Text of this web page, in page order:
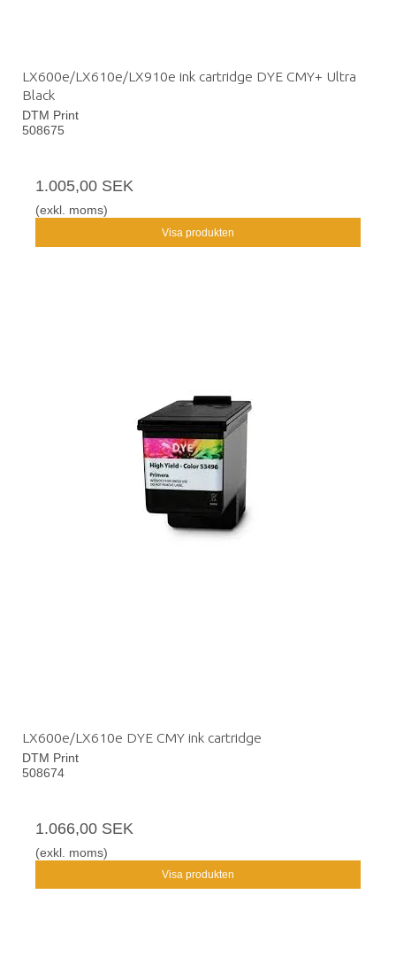
LX600e/LX610e/LX910e ink cartridge DYE CMY+ Ultra
Black
DTM Print
508675
1.005,00 SEK
(exkl. moms)
Visa produkten
LX600e/LX610e DYE CMY ink cartridge
DTM Print
508674
1.066,00 SEK
(exkl. moms)
Visa produkten